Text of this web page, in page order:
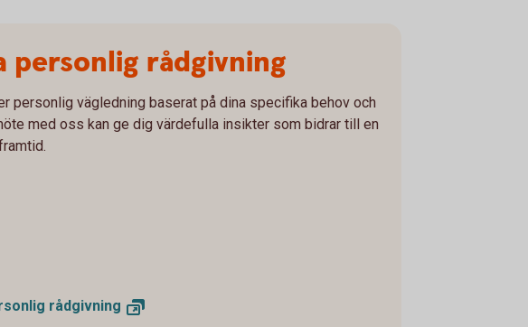
personlig rådgivning
personlig vägledning baserat på dina specifika behov och
med oss kan ge dig värdefulla insikter som bidrar till en
rådgivning